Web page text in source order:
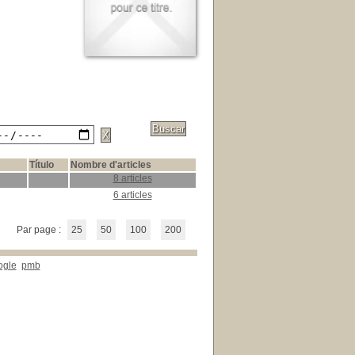
Título
Nombre d'articles
8 articles
6 articles
Par page : 25 50 100 200
pmb